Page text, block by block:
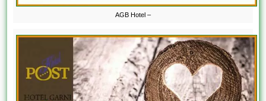
AGB Hotel –